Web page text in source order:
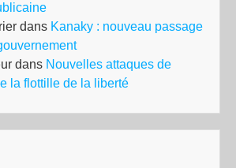
dans Kanaky : nouveau passage
dans Nouvelles attaques de
la flottille de la liberté